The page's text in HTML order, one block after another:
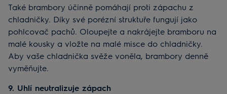
Také brambory účinně pomáhají proti zápachu z
chladničky. Díky své porézní struktuře fungují jako
pohlcovač pachů. Oloupejte a nakrájejte bramboru na
malé kousky a vložte na malé misce do chladničky.
Aby vaše chladnička svěže voněla, brambory denně
vyměňujte.
9. Uhlí neutralizuje zápach